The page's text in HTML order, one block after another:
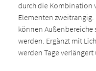
durch die Kombination
Elementen
können Außenbereiche
werden. Ergänzt mit
werden Tage